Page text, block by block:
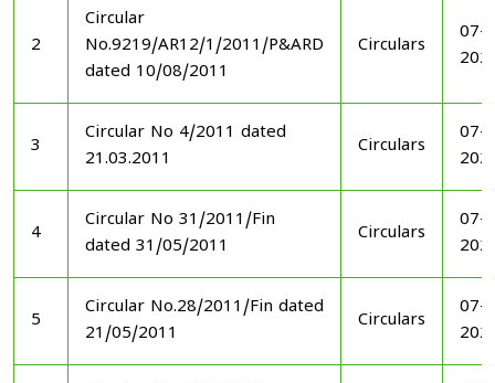
2
Circular
No.9219/AR12/1/2011/P&ARD
dated 10/08/2011
Circulars
07-
3
Circular No 4/2011 dated
21.03.2011
Circulars
07-
4
Circular No 31/2011/Fin
dated 31/05/2011
Circulars
07-
5
Circular No.28/2011/Fin dated
21/05/2011
Circulars
07-